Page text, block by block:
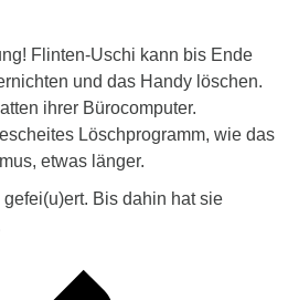
Flinten-Uschi kann bis Ende
und das Handy löschen.
ihrer Bürocomputer.
Löschprogramm, wie das
etwas länger.
Bis dahin hat sie